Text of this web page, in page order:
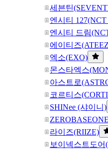
세븐틴
엔시티 127(NCT
엔시티 드림
에이티즈
엑소(EXO)
몬스타엑스
아스트로
코르티스
SHINee (샤이니)
라이즈(RIIZE)
보이넥스트도